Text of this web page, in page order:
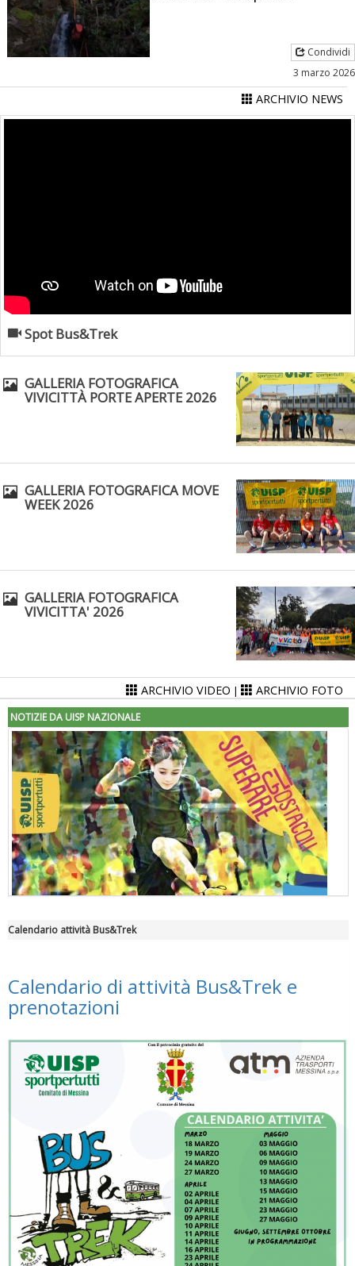
Condividi
3 marzo 2026
ARCHIVIO NEWS
Spot Bus&Trek
GALLERIA FOTOGRAFICA
VIVICITTÀ PORTE APERTE 2026
GALLERIA FOTOGRAFICA MOVE
WEEK 2026
GALLERIA FOTOGRAFICA
VIVICITTA' 2026
ARCHIVIO VIDEO | ARCHIVIO FOTO
NOTIZIE DA UISP NAZIONALE
"Superare gli ostacoli": la relazione di Tiziano Pesce al CN Uisp
Luglio 2026: "Pensando con i piedi, si possono fare le
rivoluzioni"
Calendario attività Bus&Trek
Calendario di attività Bus&Trek e
prenotazioni